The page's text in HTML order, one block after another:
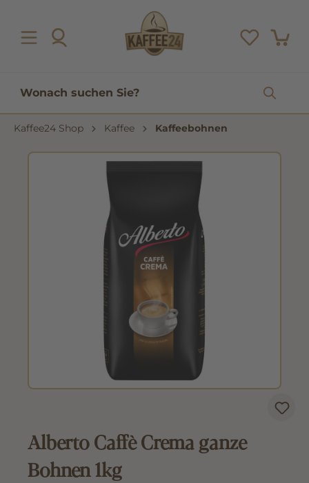
Kaffee24 Shop Kaffee Kaffeebohnen
Alberto Caffè Crema ganze
Bohnen 1kg